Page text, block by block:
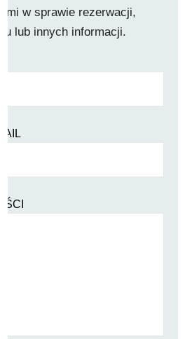
w sprawie rezerwacji,
lub innych informacji.